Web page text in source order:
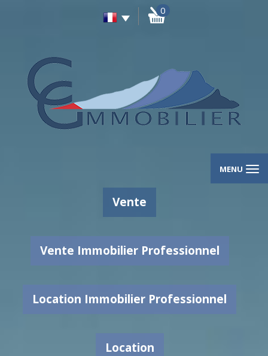
0
MENU
Vente
Vente Immobilier Professionnel
Location Immobilier Professionnel
Location